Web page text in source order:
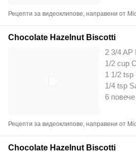
Рецепти за видеоклипове, направени от
Chocolate Hazelnut Biscotti
2 3/4 AP
1/2 cup
1 1/2 tsp
1/4 tsp
6
Рецепти за видеоклипове, направени от
Chocolate Hazelnut Biscotti